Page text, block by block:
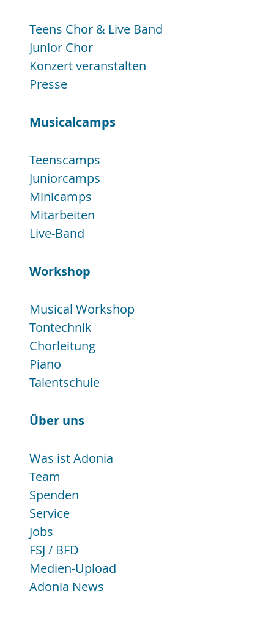
Teens Chor & Live Band
Junior Chor
Konzert veranstalten
Presse
Musicalcamps
Teenscamps
Juniorcamps
Minicamps
Mitarbeiten
Live-Band
Workshop
Musical Workshop
Tontechnik
Chorleitung
Piano
Talentschule
Über uns
Was ist Adonia
Team
Spenden
Service
Jobs
FSJ / BFD
Medien-Upload
Adonia News